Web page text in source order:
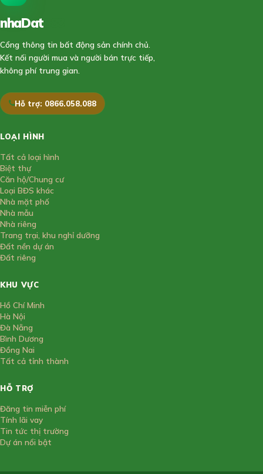
nhaDat
Cổng thông tin bất động sản chính chủ.
Kết nối người mua và người bán trực tiếp,
không phí trung gian.
Hỗ trợ: 0866.058.088
LOẠI HÌNH
Tất cả loại hình
Biệt thự
Căn hộ/Chung cư
Loại BĐS khác
Nhà mặt phố
Nhà mẫu
Nhà riêng
Trang trại, khu nghỉ dưỡng
Đất nền dự án
Đất riêng
KHU VỰC
Hồ Chí Minh
Hà Nội
Đà Nẵng
Bình Dương
Đồng Nai
Tất cả tỉnh thành
HỖ TRỢ
Đăng tin miễn phí
Tính lãi vay
Tin tức thị trường
Dự án nổi bật